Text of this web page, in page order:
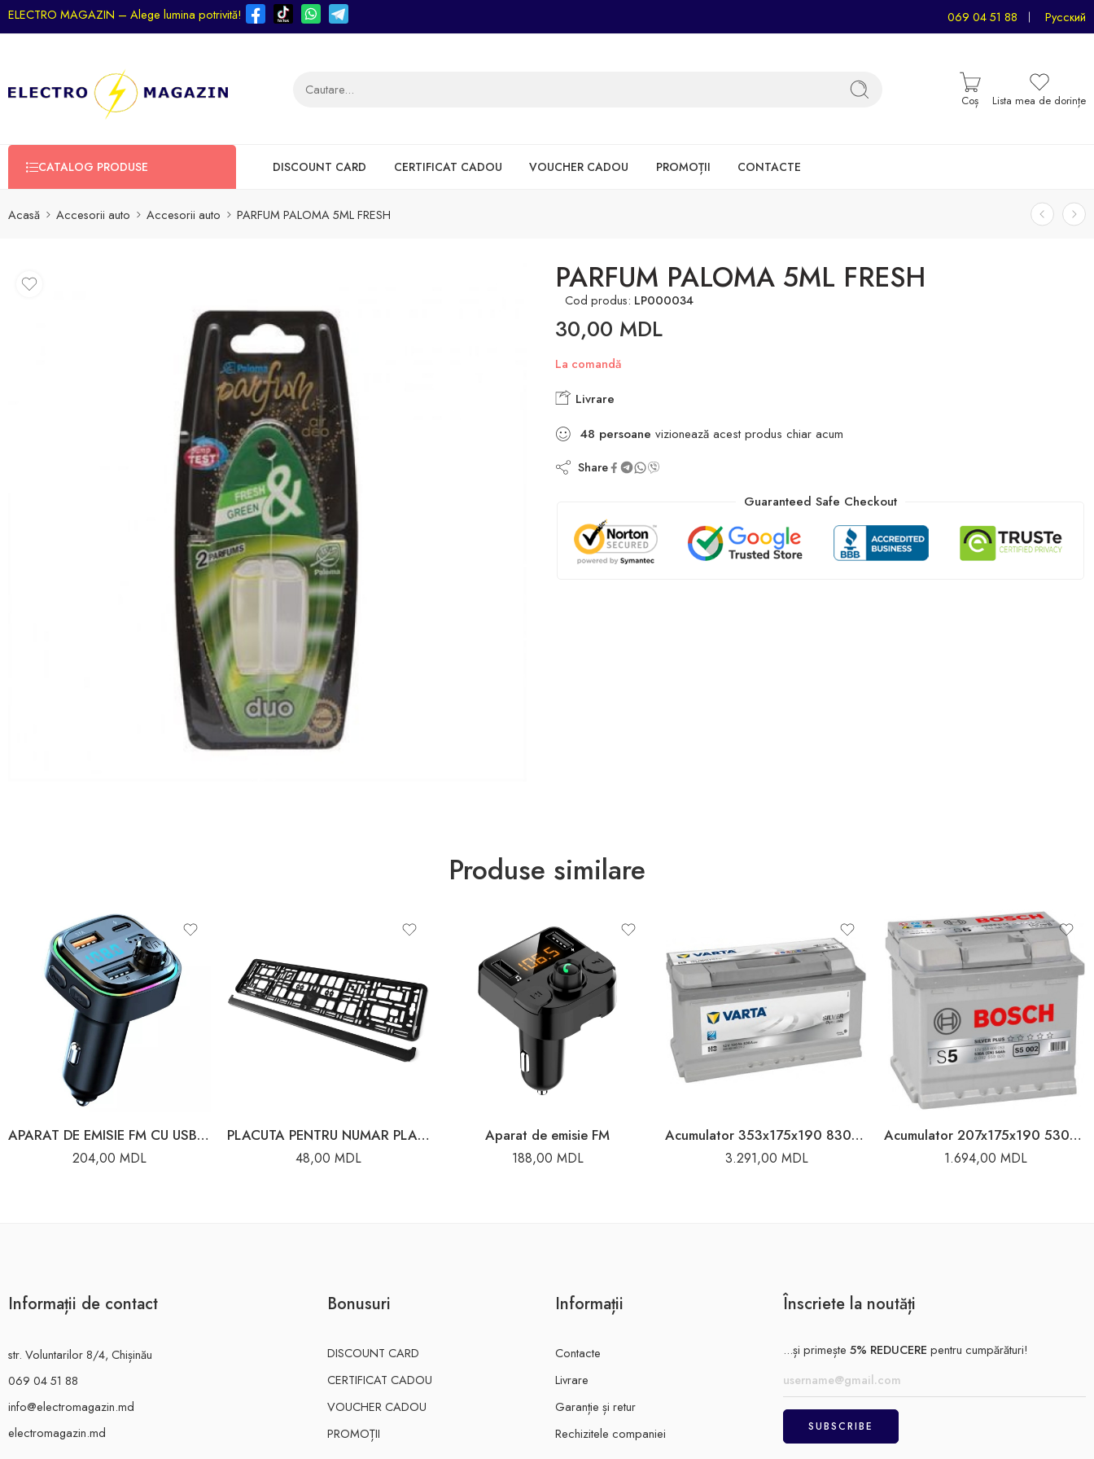
ELECTRO MAGAZIN – Alege lumina potrivită! 069 04 51 88 Русский
Coș Lista mea de dorințe
CATALOG PRODUSE DISCOUNT CARD CERTIFICAT CADOU VOUCHER CADOU PROMOȚII CONTACTE
Acasă Accesorii auto Accesorii auto PARFUM PALOMA 5ML FRESH
PARFUM PALOMA 5ML FRESH
Cod produs: LP000034
30,00 MDL
La comandă
Livrare
48 persoane vizionează acest produs chiar acum
Share
Guaranteed Safe Checkout
Produse similare
APARAT DE EMISIE FM CU USB CHARGER ISO9001
204,00 MDL
PLACUTA PENTRU NUMAR PLASTIC
48,00 MDL
Aparat de emisie FM
188,00 MDL
Acumulator 353x175x190 830A 100Ah Varta
3.291,00 MDL
Acumulator 207x175x190 530A 54Ah Bosch
1.694,00 MDL
Informații de contact
str. Voluntarilor 8/4, Chișinău
069 04 51 88
info@electromagazin.md
electromagazin.md
Bonusuri
DISCOUNT CARD
CERTIFICAT CADOU
VOUCHER CADOU
PROMOȚII
Informații
Contacte
Livrare
Garanție și retur
Rechizitele companiei
Înscriete la noutăți
...și primește 5% REDUCERE pentru cumpărături!